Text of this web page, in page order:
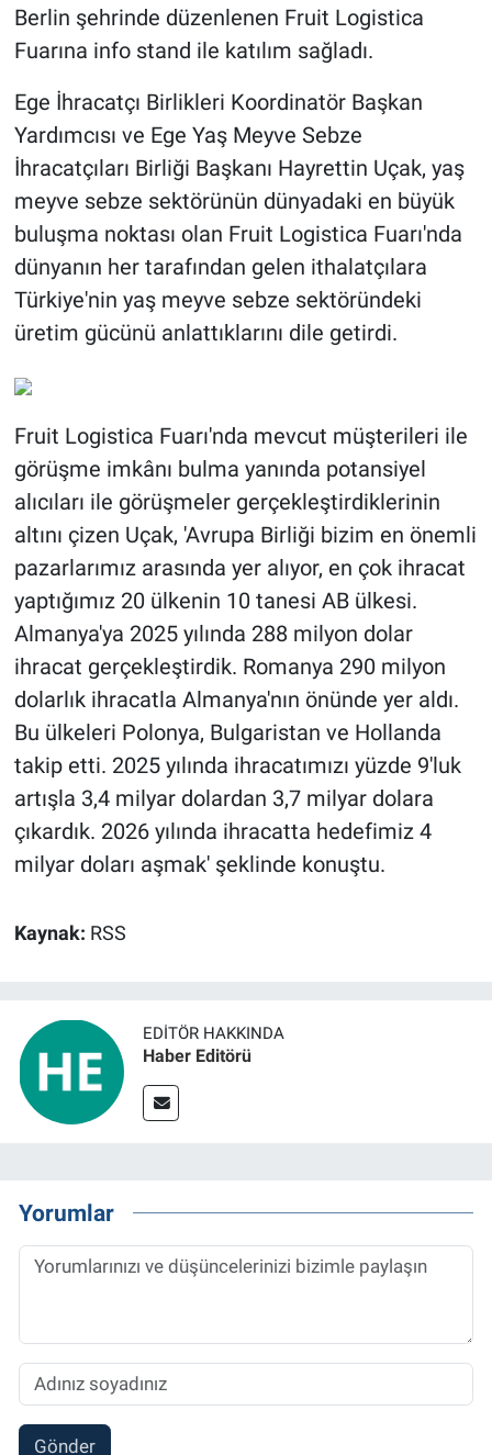
Berlin şehrinde düzenlenen Fruit Logistica
Fuarına info stand ile katılım sağladı.
Ege İhracatçı Birlikleri Koordinatör Başkan
Yardımcısı ve Ege Yaş Meyve Sebze
İhracatçıları Birliği Başkanı Hayrettin Uçak, yaş
meyve sebze sektörünün dünyadaki en büyük
buluşma noktası olan Fruit Logistica Fuarı'nda
dünyanın her tarafından gelen ithalatçılara
Türkiye'nin yaş meyve sebze sektöründeki
üretim gücünü anlattıklarını dile getirdi.
Fruit Logistica Fuarı'nda mevcut müşterileri ile
görüşme imkânı bulma yanında potansiyel
alıcıları ile görüşmeler gerçekleştirdiklerinin
altını çizen Uçak, 'Avrupa Birliği bizim en önemli
pazarlarımız arasında yer alıyor, en çok ihracat
yaptığımız 20 ülkenin 10 tanesi AB ülkesi.
Almanya'ya 2025 yılında 288 milyon dolar
ihracat gerçekleştirdik. Romanya 290 milyon
dolarlık ihracatla Almanya'nın önünde yer aldı.
Bu ülkeleri Polonya, Bulgaristan ve Hollanda
takip etti. 2025 yılında ihracatımızı yüzde 9'luk
artışla 3,4 milyar dolardan 3,7 milyar dolara
çıkardık. 2026 yılında ihracatta hedefimiz 4
milyar doları aşmak' şeklinde konuştu.
Kaynak: RSS
EDITÖR HAKKINDA
Haber Editörü
Yorumlar
Gönder
BİLİM VE TEKNOLOJİ
Güvenlik
Bölge